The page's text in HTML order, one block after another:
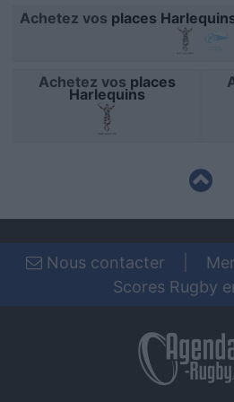
user protection.
Achetez vos places
Achetez vos places
Harlequins
Nous contacter
Scores Rugby